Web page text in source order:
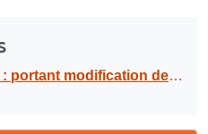
manifestation “Messe ” au Palais des Sports et de la Culture le samedi 25 janvier 2025